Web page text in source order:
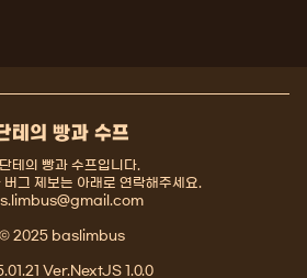
테의 빵과 수프
테의 빵과 수프입니다.
그 제보는 아래로 연락해주세요.
© 2025 baslimbus
Ver.NextJS 1.0.0